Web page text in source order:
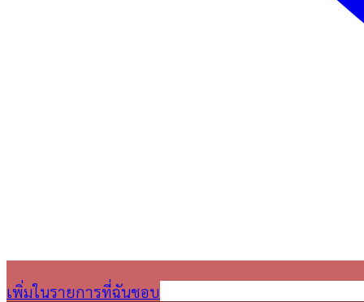
เพิ่มในรายการที่ฉันชอบ